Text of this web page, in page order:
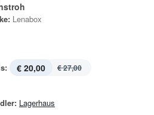
Lenabox
€ 20,00 € 27,00
Lagerhaus